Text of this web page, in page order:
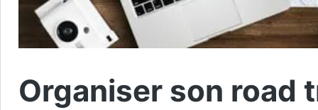
Organiser son road